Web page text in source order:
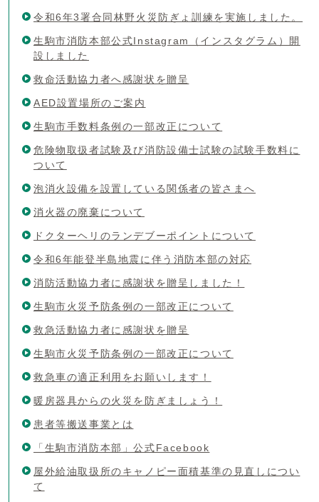
令和6年3署合同林野火災防ぎょ訓練を実施しました。
生駒市消防本部公式Instagram（インスタグラム）開
設しました
救命活動協力者へ感謝状を贈呈
AED設置場所のご案内
生駒市手数料条例の一部改正について
危険物取扱者試験及び消防設備士試験の試験手数料に
ついて
泡消火設備を設置している関係者の皆さまへ
消火器の廃棄について
ドクターヘリのランデブーポイントについて
令和6年能登半島地震に伴う消防本部の対応
消防活動協力者に感謝状を贈呈しました！
生駒市火災予防条例の一部改正について
救急活動協力者に感謝状を贈呈
生駒市火災予防条例の一部改正について
救急車の適正利用をお願いします！
暖房器具からの火災を防ぎましょう！
患者等搬送事業とは
「生駒市消防本部」公式Facebook
屋外給油取扱所のキャノピー面積基準の見直しについ
て